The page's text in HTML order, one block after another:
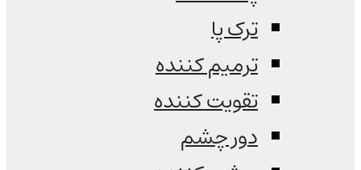
ترک پا
ترمیم کننده
تقویت کننده
دور چشم